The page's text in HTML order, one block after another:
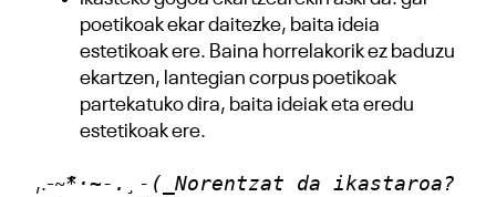
poetikoak ekar daitezke, baita ideia
estetikoak ere. Baina horrelakorik ez baduzu
ekartzen, lantegian corpus poetikoak
partekatuko dira, baita ideiak eta eredu
estetikoak ere.
,.-~*·~-.¸-(_Norentzat da ikastaroa?